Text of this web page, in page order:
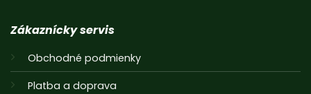
Zákaznícky servis
Obchodné podmienky
Platba a doprava